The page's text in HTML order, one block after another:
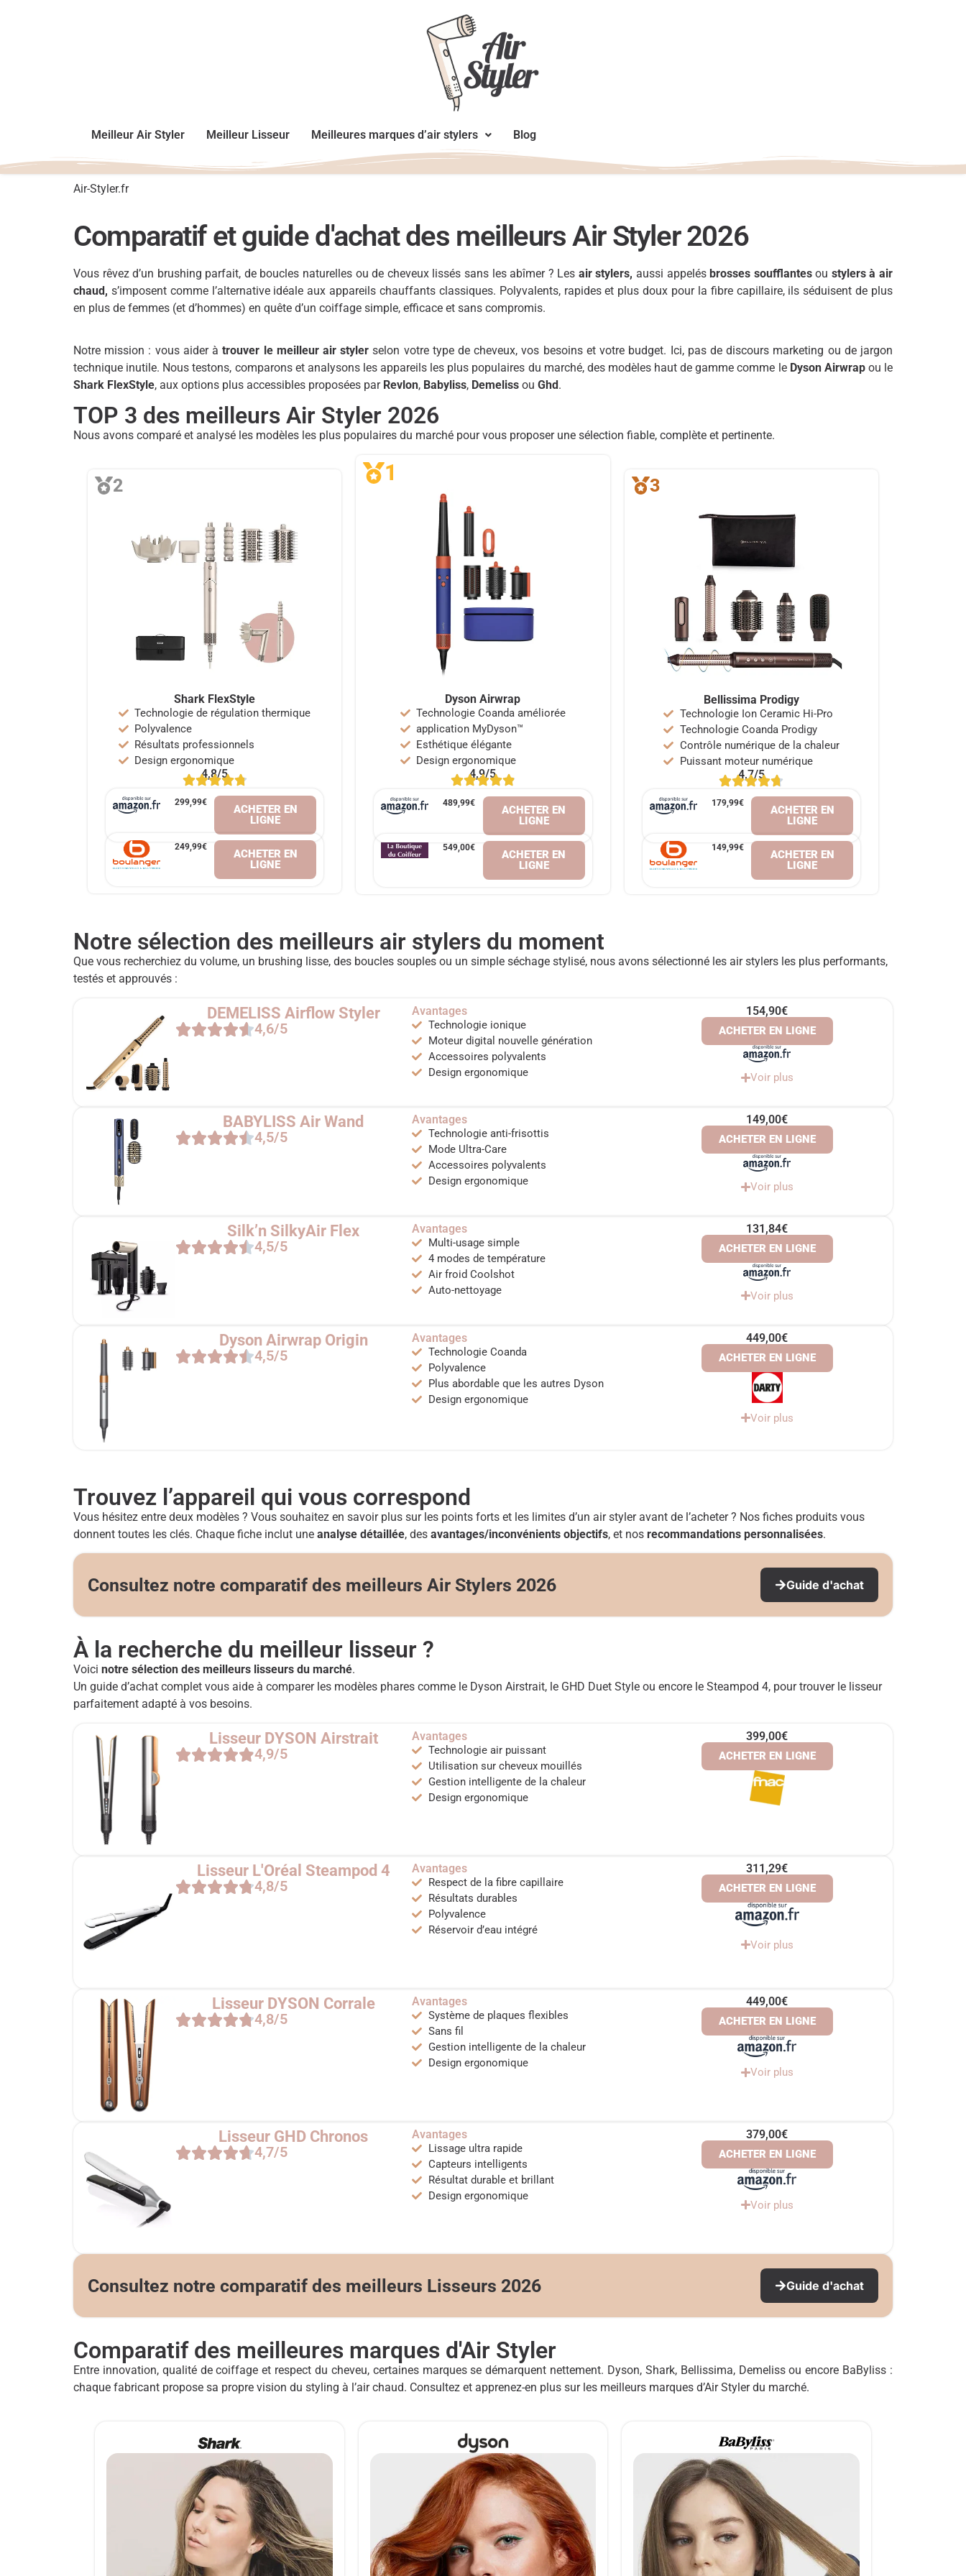
Meilleur Air Styler Meilleur Lisseur Meilleures marques d’air stylers Blog
Air-Styler.fr
Comparatif et guide d'achat des meilleurs Air Styler 2026
Vous rêvez d’un brushing parfait, de boucles naturelles ou de cheveux lissés sans les abîmer ? Les air stylers, aussi appelés brosses soufflantesou stylers à air
chaud, s’imposent comme l’alternative idéale aux appareils chauffants classiques. Polyvalents, rapides et plus doux pour la fibre capillaire, ils séduisent de plus
en plus de femmes (et d’hommes) en quête d’un coiffage simple, efficace et sans compromis.
Notre mission : vous aider àtrouver le meilleur air styler selon votre type de cheveux, vos besoins et votre budget. Ici, pas de discours marketing ou de jargon
technique inutile. Nous testons, comparons et analysons les appareils les plus populaires du marché, des modèles haut de gamme comme le Dyson Airwrapou le
Shark FlexStyle, aux options plus accessibles proposées par Revlon, Babyliss, Demeliss ou Ghd.
TOP 3 des meilleurs Air Styler 2026
Nous avons comparé et analysé les modèles les plus populaires du marché pour vous proposer une sélection fiable, complète et pertinente.
2
Shark FlexStyle
Technologie de régulation thermique
Polyvalence
Résultats professionnels
Design ergonomique
4,8/5
299,99€
ACHETER EN
LIGNE
249,99€
ACHETER EN
LIGNE
1
Dyson Airwrap
Technologie Coanda améliorée
application MyDyson™
Esthétique élégante
Design ergonomique
4,9/5
489,99€
ACHETER EN
LIGNE
549,00€
ACHETER EN
LIGNE
3
Bellissima Prodigy
Technologie Ion Ceramic Hi-Pro
Technologie Coanda Prodigy
Contrôle numérique de la chaleur
Puissant moteur numérique
4,7/5
179,99€
ACHETER EN
LIGNE
149,99€
ACHETER EN
LIGNE
Notre sélection des meilleurs air stylers du moment
Que vous recherchiez du volume, un brushing lisse, des boucles souples ou un simple séchage stylisé, nous avons sélectionné les air stylers les plus performants,
testés et approuvés :
DEMELISS Airflow Styler
4,6/5
Avantages
Technologie ionique
Moteur digital nouvelle génération
Accessoires polyvalents
Design ergonomique
154,90€
ACHETER EN LIGNE
Voir plus
BABYLISS Air Wand
4,5/5
Avantages
Technologie anti-frisottis
Mode Ultra-Care
Accessoires polyvalents
Design ergonomique
149,00€
ACHETER EN LIGNE
Voir plus
Silk’n SilkyAir Flex
4,5/5
Avantages
Multi-usage simple
4 modes de température
Air froid Coolshot
Auto-nettoyage
131,84€
ACHETER EN LIGNE
Voir plus
Dyson Airwrap Origin
4,5/5
Avantages
Technologie Coanda
Polyvalence
Plus abordable que les autres Dyson
Design ergonomique
449,00€
ACHETER EN LIGNE
Voir plus
Trouvez l’appareil qui vous correspond
Vous hésitez entre deux modèles ? Vous souhaitez en savoir plus sur les points forts et les limites d’un air styler avant de l’acheter ? Nos fiches produits vous
donnent toutes les clés. Chaque fiche inclut une analyse détaillée, des avantages/inconvénients objectifs, et nos recommandations personnalisées.
Consultez notre comparatif des meilleurs Air Stylers 2026 Guide d'achat
À la recherche du meilleur lisseur ?
Voici notre sélection des meilleurs lisseurs du marché.
Un guide d’achat complet vous aide à comparer les modèles phares comme le Dyson Airstrait, le GHD Duet Style ou encore le Steampod 4, pour trouver le lisseur
parfaitement adapté à vos besoins.
Lisseur DYSON Airstrait
4,9/5
Avantages
Technologie air puissant
Utilisation sur cheveux mouillés
Gestion intelligente de la chaleur
Design ergonomique
399,00€
ACHETER EN LIGNE
Lisseur L'Oréal Steampod 4
4,8/5
Avantages
Respect de la fibre capillaire
Résultats durables
Polyvalence
Réservoir d’eau intégré
311,29€
ACHETER EN LIGNE
Voir plus
Lisseur DYSON Corrale
4,8/5
Avantages
Système de plaques flexibles
Sans fil
Gestion intelligente de la chaleur
Design ergonomique
449,00€
ACHETER EN LIGNE
Voir plus
Lisseur GHD Chronos
4,7/5
Avantages
Lissage ultra rapide
Capteurs intelligents
Résultat durable et brillant
Design ergonomique
379,00€
ACHETER EN LIGNE
Voir plus
Consultez notre comparatif des meilleurs Lisseurs 2026 Guide d'achat
Comparatif des meilleures marques d'Air Styler
Entre innovation, qualité de coiffage et respect du cheveu, certaines marques se démarquent nettement. Dyson, Shark, Bellissima, Demeliss ou encore BaByliss :
chaque fabricant propose sa propre vision du styling à l’air chaud. Consultez et apprenez-en plus sur les meilleurs marques d’Air Styler du marché.